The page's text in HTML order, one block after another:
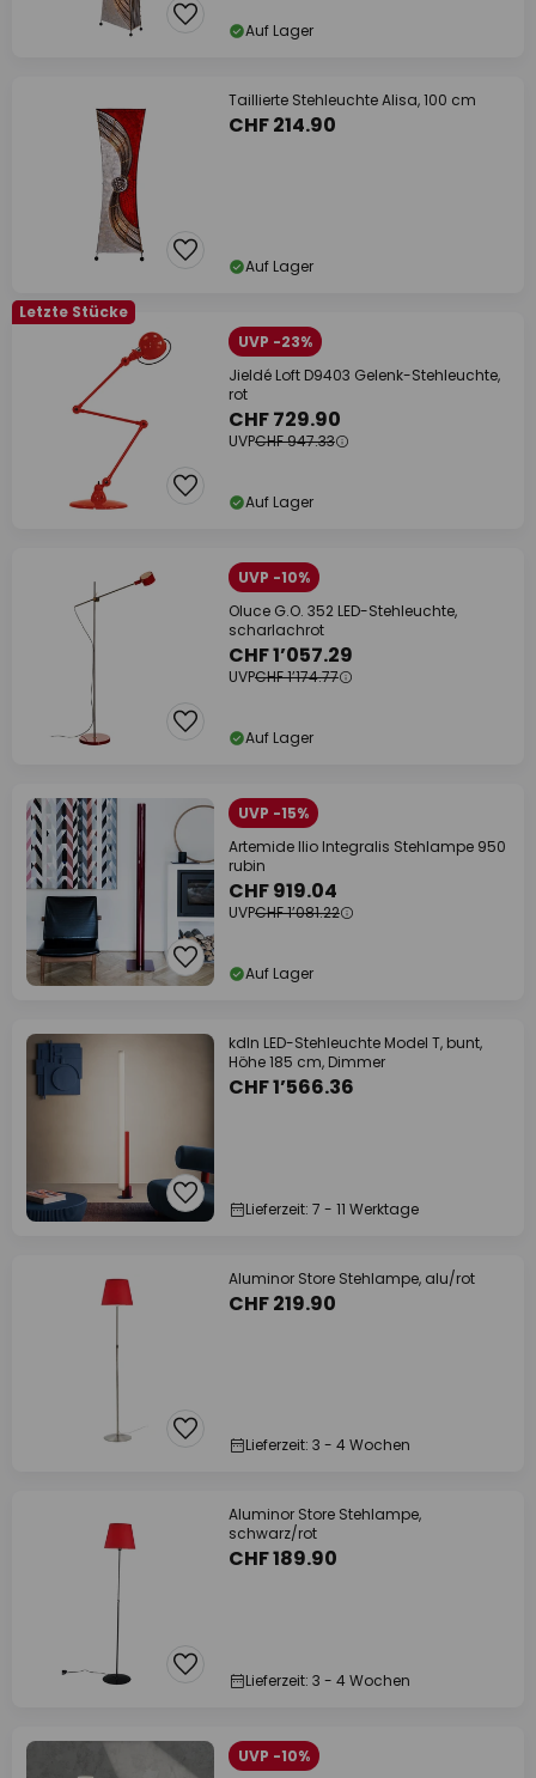
Auf Lager
Taillierte Stehleuchte Alisa, 100 cm
CHF 214.90
Auf Lager
Letzte Stücke
UVP -23%
Jieldé Loft D9403 Gelenk-Stehleuchte,
rot
CHF 729.90
UVPCHF 947.33
Auf Lager
UVP -10%
Oluce G.O. 352 LED-Stehleuchte,
scharlachrot
CHF 1’057.29
UVPCHF 1’174.77
Auf Lager
UVP -15%
Artemide Ilio Integralis Stehlampe 950
rubin
CHF 919.04
UVPCHF 1’081.22
Auf Lager
kdln LED-Stehleuchte Model T, bunt,
Höhe 185 cm, Dimmer
CHF 1’566.36
Lieferzeit: 7 - 11 Werktage
Aluminor Store Stehlampe, alu/rot
CHF 219.90
Lieferzeit: 3 - 4 Wochen
Aluminor Store Stehlampe,
schwarz/rot
CHF 189.90
Lieferzeit: 3 - 4 Wochen
UVP -10%